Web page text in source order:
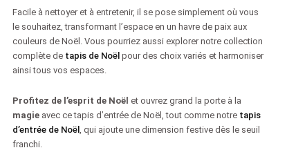
Facile à nettoyer et à entretenir, il se pose simplement où vous
le souhaitez, transformant l’espace en un havre de paix aux
couleurs de Noël. Vous pourriez aussi explorer notre collection
complète de tapis de Noël pour des choix variés et harmoniser
ainsi tous vos espaces.
Profitez de l’esprit de Noël et ouvrez grand la porte à la
magieavec ce tapis d’entrée de Noël, tout comme notre tapis
d’entrée de Noël , qui ajoute une dimension festive dès le seuil
franchi.